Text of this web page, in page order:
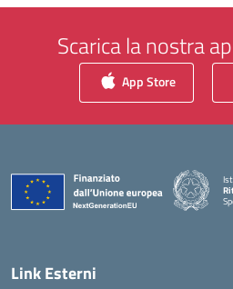
Scarica la nostra
App Store
Link Esterni